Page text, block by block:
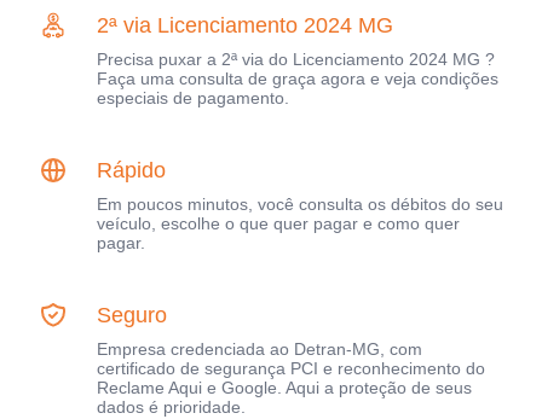
2ª via Licenciamento 2024 MG
Precisa puxar a 2ª via do Licenciamento 2024 MG ?
Faça uma consulta de graça agora e veja condições
especiais de pagamento.
Rápido
Em poucos minutos, você consulta os débitos do seu
veículo, escolhe o que quer pagar e como quer
pagar.
Seguro
Empresa credenciada ao Detran-MG, com
certificado de segurança PCI e reconhecimento do
Reclame Aqui e Google. Aqui a proteção de seus
dados é prioridade.